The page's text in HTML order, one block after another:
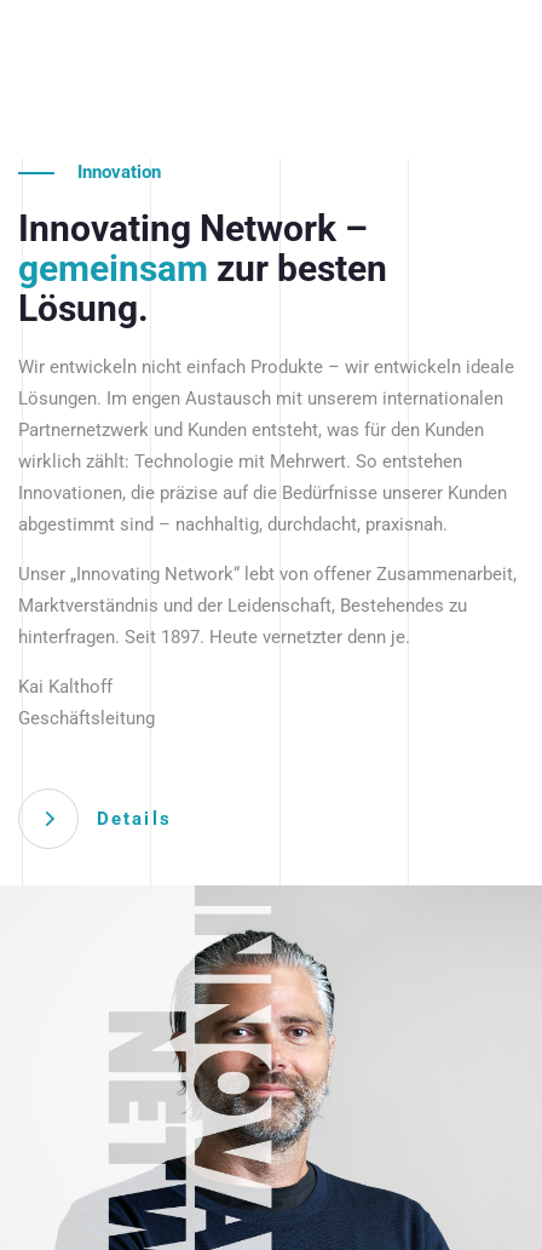
Innovation
Innovating Network –
gemeinsam zur besten
Lösung.
Wir entwickeln nicht einfach Produkte – wir entwickeln ideale
Lösungen. Im engen Austausch mit unserem internationalen
Partnernetzwerk und Kunden entsteht, was für den Kunden
wirklich zählt: Technologie mit Mehrwert. So entstehen
Innovationen, die präzise auf die Bedürfnisse unserer Kunden
abgestimmt sind – nachhaltig, durchdacht, praxisnah.
Unser „Innovating Network“ lebt von offener Zusammenarbeit,
Marktverständnis und der Leidenschaft, Bestehendes zu
hinterfragen. Seit 1897. Heute vernetzter denn je.
Kai Kalthoff
Geschäftsleitung
Details